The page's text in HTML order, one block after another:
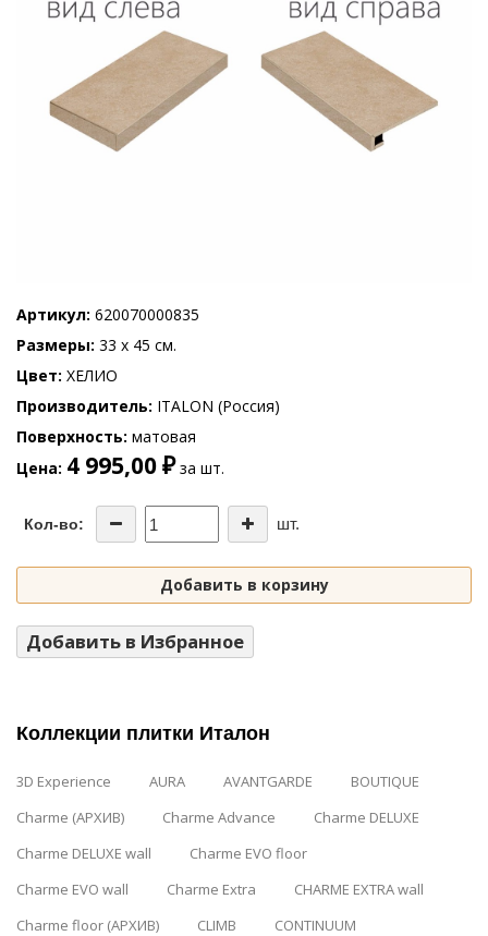
Артикул 620070000835
Размеры 33 x 45 см.
Цвет ХЕЛИО
Производитель ITALON (Россия)
Поверхность матовая
Цена 4 995,00 ₽за шт.
Кол-во: шт.
Добавить в корзину
Добавить в Избранное
Коллекции плитки Италон
3D Experience AURA AVANTGARDE
BOUTIQUE
Charme (АРХИВ)
Charme Advance
Charme DELUXE
Charme DELUXE wall
Charme EVO floor
Charme EVO wall
Charme Extra
CHARME EXTRA wall
Charme floor (АРХИВ)
CLIMB
CONTINUUM